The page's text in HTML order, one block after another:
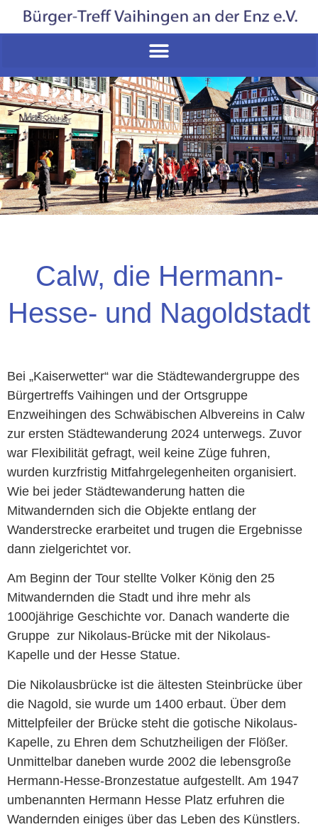
Calw, die Hermann-
Hesse- und Nagoldstadt
Bei „Kaiserwetter“ war die Städtewandergruppe des
Bürgertreffs Vaihingen und der Ortsgruppe
Enzweihingen des Schwäbischen Albvereins in Calw
zur ersten Städtewanderung 2024 unterwegs. Zuvor
war Flexibilität gefragt, weil keine Züge fuhren,
wurden kurzfristig Mitfahrgelegenheiten organisiert.
Wie bei jeder Städtewanderung hatten die
Mitwandernden sich die Objekte entlang der
Wanderstrecke erarbeitet und trugen die Ergebnisse
dann zielgerichtet vor.
Am Beginn der Tour stellte Volker König den 25
Mitwandernden die Stadt und ihre mehr als
1000jährige Geschichte vor. Danach wanderte die
Gruppe zur Nikolaus-Brücke mit der Nikolaus-
Kapelle und der Hesse Statue.
Die Nikolausbrücke ist die ältesten Steinbrücke über
die Nagold, sie wurde um 1400 erbaut. Über dem
Mittelpfeiler der Brücke steht die gotische Nikolaus-
Kapelle, zu Ehren dem Schutzheiligen der Flößer.
Unmittelbar daneben wurde 2002 die lebensgroße
Hermann-Hesse-Bronzestatue aufgestellt. Am 1947
umbenannten Hermann Hesse Platz erfuhren die
Wandernden einiges über das Leben des Künstlers.